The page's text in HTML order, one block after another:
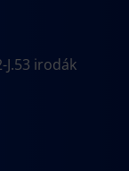
J.53 irodák